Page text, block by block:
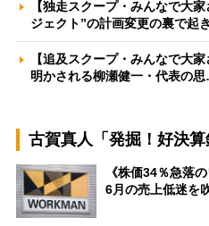
【独走スクープ・みんなで大
ジェクト”の計画変更の裏で起
【追及スクープ・みんなで大
明かされる柳瀬健一・代表の
古賀真人「発掘！好決算
《株価34％急落
6月の売上低迷を